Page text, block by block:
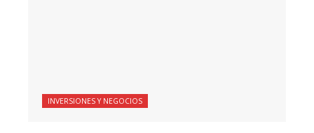
INVERSIONES Y NEGOCIOS